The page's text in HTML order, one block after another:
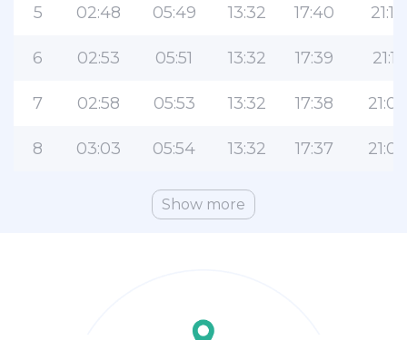
5 02:48 05:49 13:32 17:40 21:12
6 02:53 05:51 13:32 17:39 21:11
7 02:58 05:53 13:32 17:38 21:09
8 03:03 05:54 13:32 17:37 21:07
Show more